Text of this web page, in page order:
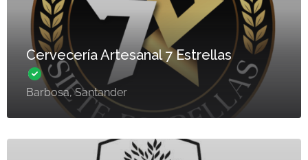
Cervecería Artesanal 7 Estrellas
Barbosa, Santander